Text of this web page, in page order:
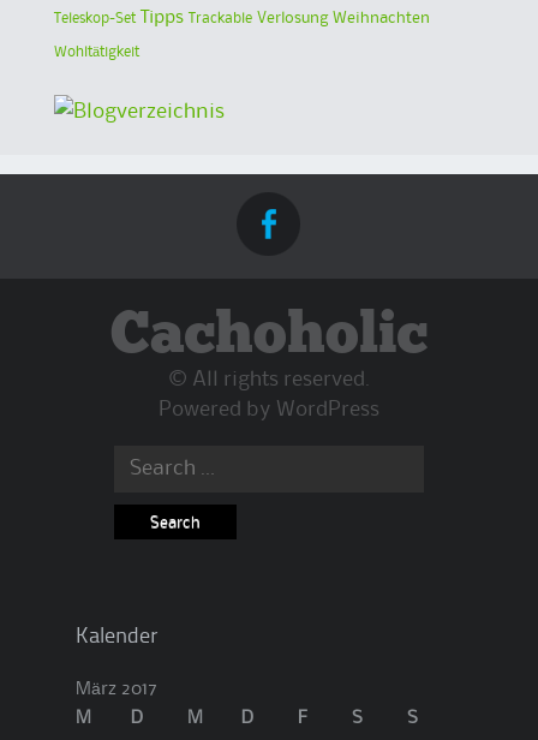
Teleskop-Set Tipps Trackable Verlosung Weihnachten
Wohltätigkeit
Cachoholic
© All rights reserved.
Powered by WordPress
Search
Kalender
März 2017
M
D M D F S
S